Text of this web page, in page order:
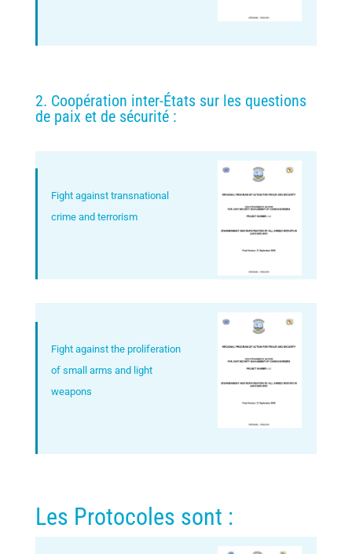
2. Coopération inter-États sur les questions
de paix et de sécurité :
Fight against transnational
crime and terrorism
Fight against the proliferation
of small arms and light
weapons
Les Protocoles sont :